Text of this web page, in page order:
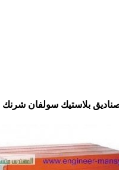
بلاستيك سولفان شرنك